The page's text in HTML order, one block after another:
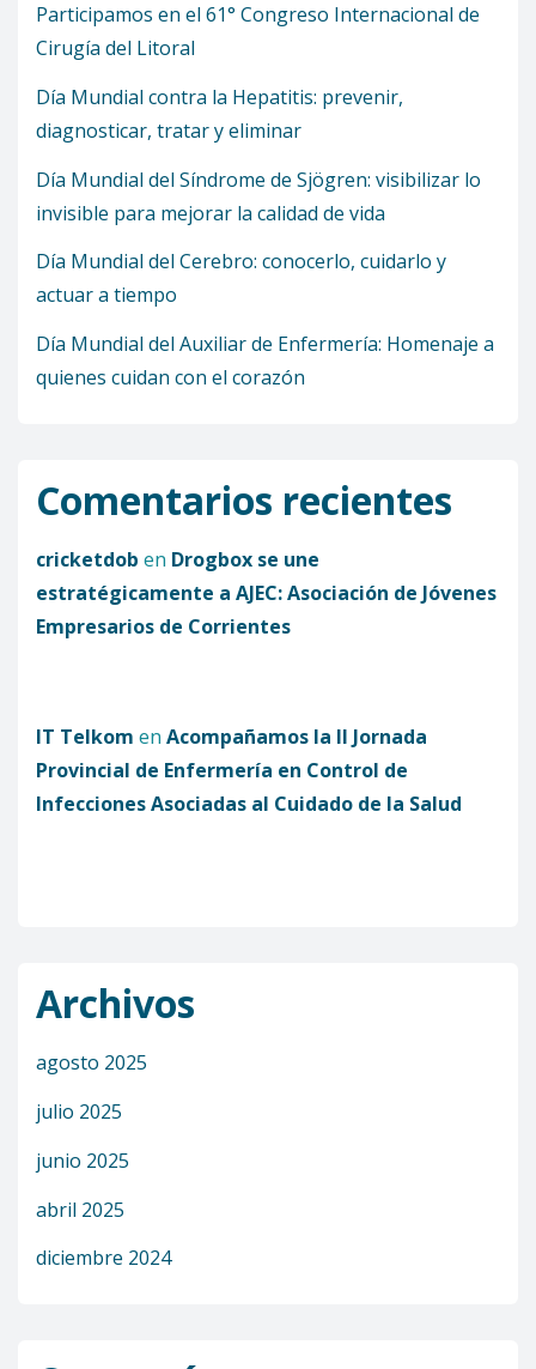
Participamos en el 61° Congreso Internacional de
Cirugía del Litoral
Día Mundial contra la Hepatitis: prevenir,
diagnosticar, tratar y eliminar
Día Mundial del Síndrome de Sjögren: visibilizar lo
invisible para mejorar la calidad de vida
Día Mundial del Cerebro: conocerlo, cuidarlo y
actuar a tiempo
Día Mundial del Auxiliar de Enfermería: Homenaje a
quienes cuidan con el corazón
Comentarios recientes
cricketdob en Drogbox se une
estratégicamente a AJEC: Asociación de Jóvenes
Empresarios de Corrientes
IT Telkom en Acompañamos la II Jornada
Provincial de Enfermería en Control de
Infecciones Asociadas al Cuidado de la Salud
Archivos
agosto 2025
julio 2025
junio 2025
abril 2025
diciembre 2024